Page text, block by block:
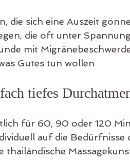
die sich eine Auszeit
die oft unter
mit
Gutes tun wollen
tiefes
für 60, 90 oder 120
auf die Bedürfnisse
thailändische